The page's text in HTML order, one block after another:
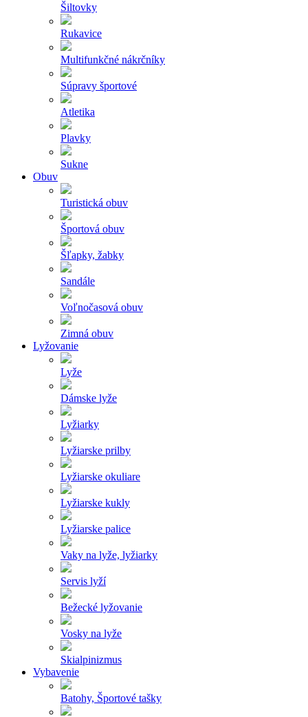
Šiltovky
Rukavice
Multifunkčné nákrčníky
Súpravy športové
Atletika
Plavky
Sukne
Obuv
Turistická obuv
Športová obuv
Šľapky, žabky
Sandále
Voľnočasová obuv
Zimná obuv
Lyžovanie
Lyže
Dámske lyže
Lyžiarky
Lyžiarske prilby
Lyžiarske okuliare
Lyžiarske kukly
Lyžiarske palice
Vaky na lyže, lyžiarky
Servis lyží
Bežecké lyžovanie
Vosky na lyže
Skialpinizmus
Vybavenie
Batohy, Športové tašky